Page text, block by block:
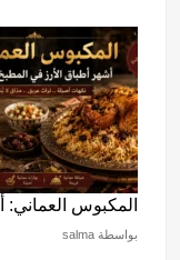
المكبوس العماني:
بواسطة salma